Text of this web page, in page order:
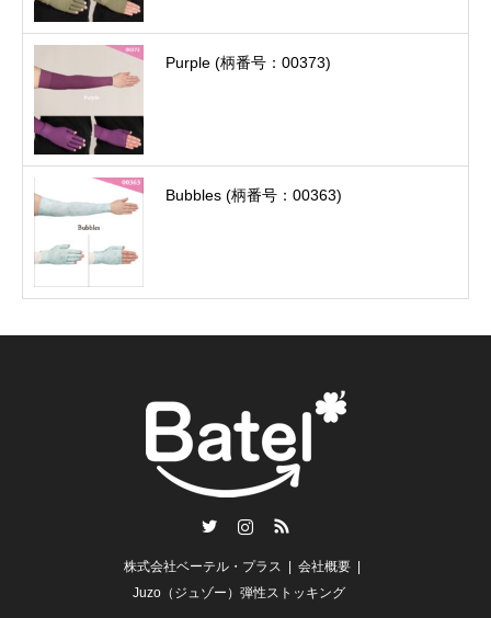
Purple (柄番号：00373)
Bubbles (柄番号：00363)
株式会社ベーテル・プラス
会社概要
Juzo（ジュゾー）弾性ストッキング